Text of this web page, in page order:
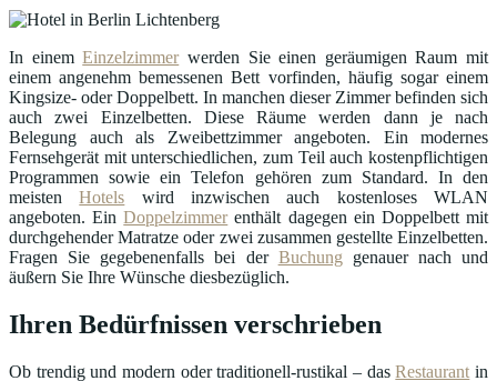
In einemEinzelzimmerwerden Sie einen geräumigen Raum mit
einem angenehm bemessenen Bett vorfinden, häufig sogar einem
Kingsize- oder Doppelbett. In manchen dieser Zimmer befinden sich
auch zwei Einzelbetten. Diese Räume werden dann je nach
Belegung auch als Zweibettzimmer angeboten. Ein modernes
Fernsehgerät mit unterschiedlichen, zum Teil auch kostenpflichtigen
Programmen sowie ein Telefon gehören zum Standard. In den
meistenHotels wird inzwischen auch kostenloses WLAN
angeboten. EinDoppelzimmerenthält dagegen ein Doppelbett mit
durchgehender Matratze oder zwei zusammen gestellte Einzelbetten.
Fragen Sie gegebenenfalls bei der Buchung genauer nach und
äußern Sie Ihre Wünsche diesbezüglich.
Ihren Bedürfnissen verschrieben
Ob trendig und modern oder traditionell-rustikal – dasRestaurant in